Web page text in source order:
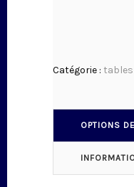
Catégorie : tables
OPTIONS